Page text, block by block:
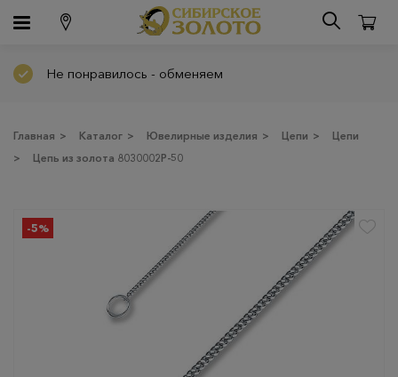
Не понравилось - обменяем
Главная > Каталог > Ювелирные изделия > Цепи >
Цепи
>
Цепь из золота 8030002Р-50
-5%